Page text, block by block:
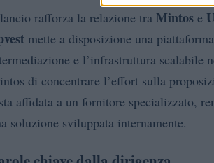
rafforza la relazione tra Mintos e
mette a disposizione una
e l’infrastruttura scalabile
di concentrare l’effort sulla
affidata a un fornitore specializzato,
soluzione sviluppata internamente.